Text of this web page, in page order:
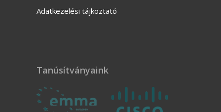
Adatkezelési tájkoztató
Tanúsítványaink